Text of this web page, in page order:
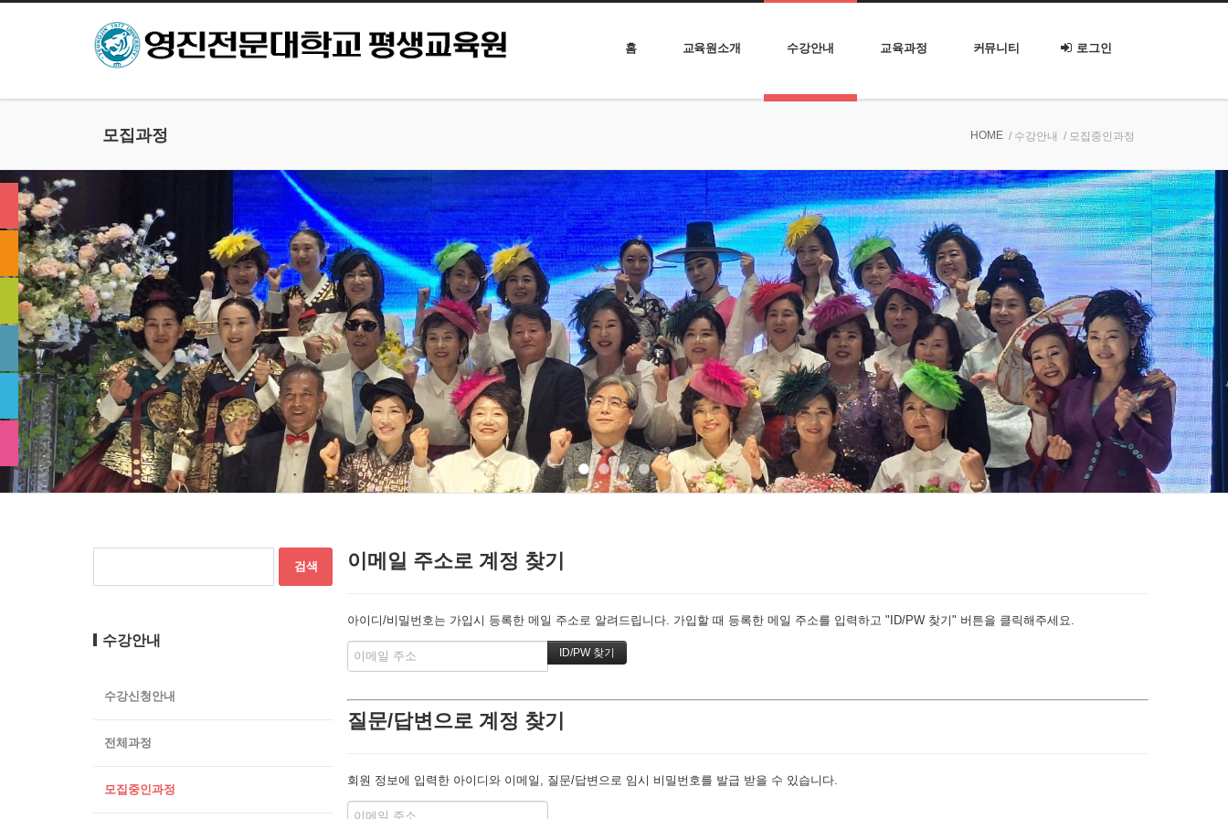
홈 교육원소개 수강안내 교육과정 커뮤니티 로그인
모집과정 HOME / 수강안내 / 모집중인과정
이메일 주소로 계정 찾기
아이디/비밀번호는 가입시 등록한 메일 주소로 알려드립니다. 가입할 때 등록한 메일 주소를 입력하고 "ID/PW 찾기" 버튼을 클릭해주세요.
질문/답변으로 계정 찾기
회원 정보에 입력한 아이디와 이메일, 질문/답변으로 임시 비밀번호를 발급 받을 수 있습니다.
수강안내
수강신청안내
전체과정
모집중인과정